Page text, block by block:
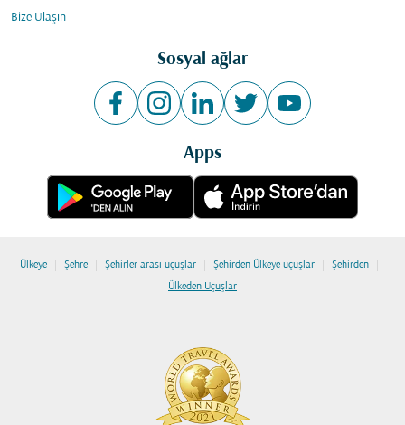
Bize Ulaşın
Sosyal ağlar
Apps
Ülkeye | Şehre | Şehirler arası uçuşlar | Şehirden Ülkeye uçuşlar | Şehirden |
Ülkeden Uçuşlar